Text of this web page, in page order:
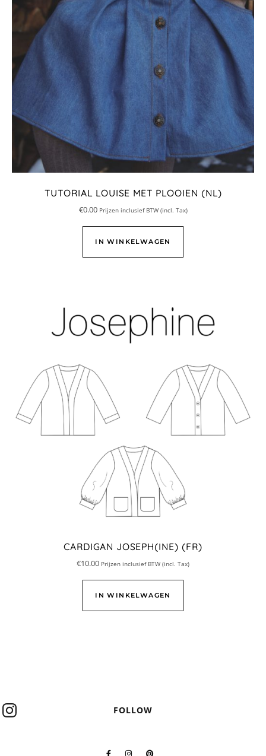
TUTORIAL LOUISE MET PLOOIEN (NL)
€0.00 Prijzen inclusief BTW (incl. Tax)
IN WINKELWAGEN
CARDIGAN JOSEPH(INE) (FR)
€10.00 Prijzen inclusief BTW (incl. Tax)
IN WINKELWAGEN
FOLLOW